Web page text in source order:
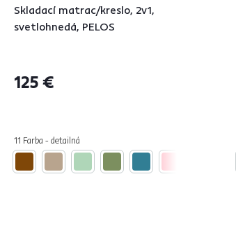
Skladací matrac/kreslo, 2v1,
svetlohnedá, PELOS
125 €
11 Farba - detailná